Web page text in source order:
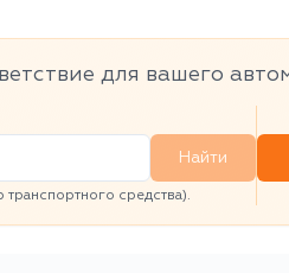
для вашего
Найти
средства).